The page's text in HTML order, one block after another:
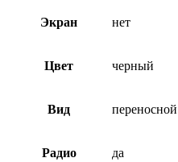
Экран нет
Цвет черный
Вид переносной
Радио да